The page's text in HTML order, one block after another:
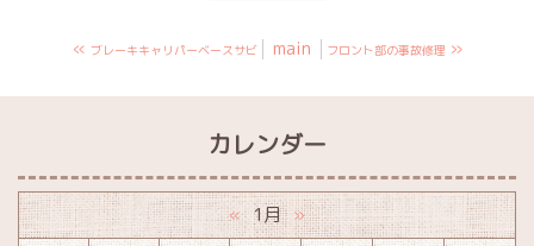
« ブレーキキャリパーベースサビ main フロント部の事故修理 »
カレンダー
« 1月 »